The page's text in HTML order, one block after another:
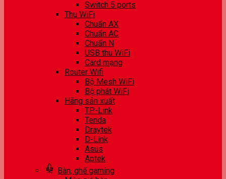
Switch 5 ports
Thu WiFi
Chuẩn AX
Chuẩn AC
Chuẩn N
USB thu WiFi
Card mạng
Router Wifi
Bộ Mesh WiFi
Bộ phát WiFi
Hãng sản xuất
TP-Link
Tenda
Draytek
D-Link
Asus
Aptek
Bàn, ghế gaming